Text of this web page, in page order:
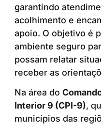
garantindo
acolhimento e
apoio. O objetivo é
ambiente seguro
possam relatar
receber as
Na área do
Interior 9 (CPI-9),
municípios das